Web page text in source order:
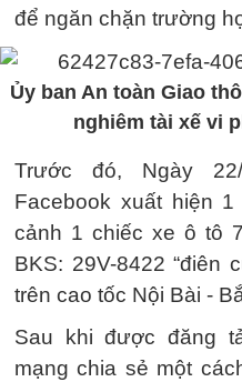
để ngăn chặn trường
Ủy ban An toàn Giao
nghiêm tài xế vi
Trước đó, Ngày
Facebook xuất hiện
cảnh 1 chiếc xe ô tô
BKS: 29V-8422 “điên
trên cao tốc Nội Bài -
Sau khi được đăng
mạng chia sẻ một